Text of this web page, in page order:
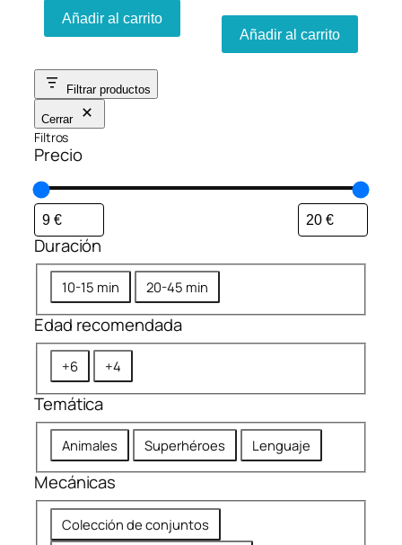
Añadir al carrito
Añadir al carrito
Filtrar productos
Cerrar
Filtros
Precio
Duración
u
r
a
i
ó
n
10-15 min 20-45 min
Edad recomendada
d
a
d
e
c
o
m
+6 +4
Temática
T
e
m
á
Animales Superhéroes Lenguaje
Mecánicas
MColección de conjuntos